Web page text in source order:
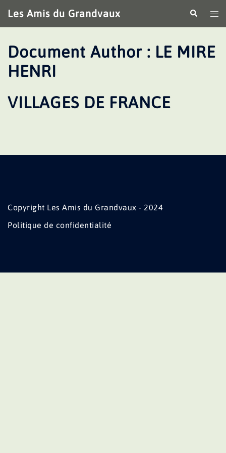
au
contenu
Les Amis du Grandvaux
le
Document Author : LE MIRE
HENRI
VILLAGES DE FRANCE
Copyright Les Amis du Grandvaux - 2024
Politique de confidentialité